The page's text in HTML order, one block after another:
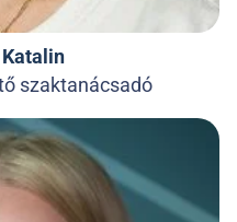
szaktanácsadó